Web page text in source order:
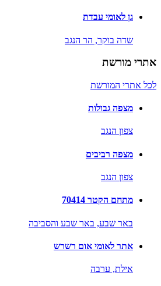
גן לאומי עבדת
שדה בוקר, הר הנגב
אתרי מורשת
לכל אתרי המורשת
מצפה גבולות
צפון הנגב
מצפה רביבים
צפון הנגב
מתחם הקטר 70414
באר שבע, באר שבע והסביבה
אתר לאומי אום רשרש
אילת, ערבה